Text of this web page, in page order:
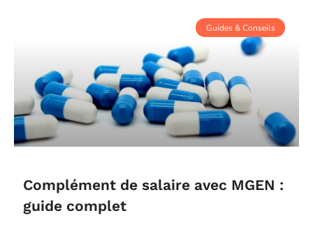
Guides & Conseils
Complément de salaire avec MGEN :
guide complet